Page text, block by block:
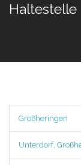
Haltestelle
Großheringen
Unterdorf,